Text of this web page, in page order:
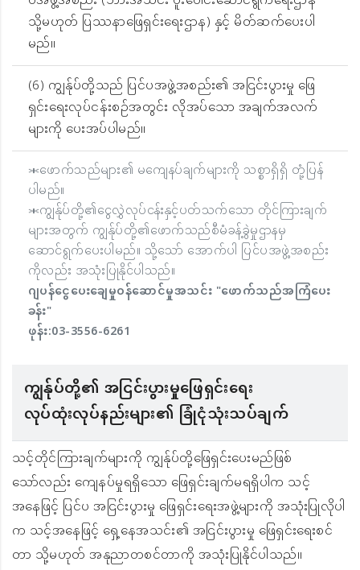
သို့မဟုတ် ပြဿနာဖြေရှင်းရေးဌာန) နှင့် မိတ်ဆက်ပေးပါ
မည်။
(6) ကျွန်ုပ်တို့သည် ပြင်ပအဖွဲ့အစည်း၏ အငြင်းပွားမှု ဖြေ
ရှင်းရေးလုပ်ငန်းစဉ်အတွင်း လိုအပ်သော အချက်အလက်
များကို ပေးအပ်ပါမည်။
＊ဖောက်သည်များ၏ မကျေနပ်ချက်များကို သစ္စာရှိရှိ တုံ့ပြန်
ပါမည်။
＊ကျွန်ုပ်တို့၏ငွေလွှဲလုပ်ငန်းနှင့်ပတ်သက်သော တိုင်ကြားချက်
များအတွက် ကျွန်ုပ်တို့၏ဖောက်သည်စီမံခန့်ခွဲမှုဌာနမှ
ဆောင်ရွက်ပေးပါမည်။ သို့သော် အောက်ပါ ပြင်ပအဖွဲ့အစည်း
ကိုလည်း အသုံးပြုနိုင်ပါသည်။
ဂျပန်ငွေပေးချေမှုဝန်ဆောင်မှုအသင်း "ဖောက်သည်အကြံပေး
ခန်း"
ဖုန်း:03-3556-6261
ကျွန်ုပ်တို့၏ အငြင်းပွားမှုဖြေရှင်းရေး
လုပ်ထုံးလုပ်နည်းများ၏ ခြုံငုံသုံးသပ်ချက်
သင့်တိုင်ကြားချက်များကို ကျွန်ုပ်တို့ဖြေရှင်းပေးမည်ဖြစ်
သော်လည်း ကျေနပ်မှုရရှိသော ဖြေရှင်းချက်မရရှိပါက သင့်
အနေဖြင့် ပြင်ပ အငြင်းပွားမှု ဖြေရှင်းရေးအဖွဲ့များကို အသုံးပြုလိုပါ
က သင့်အနေဖြင့် ရှေ့နေအသင်း၏ အငြင်းပွားမှု ဖြေရှင်းရေးစင်
တာ သို့မဟုတ် အနုညာတစင်တာကို အသုံးပြုနိုင်ပါသည်။